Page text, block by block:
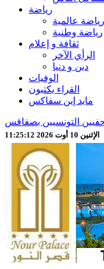
رياضة
رياضة عالمية
رياضة وطنية
ثقافة و إعلام
الرأي الآخر
دين و دنيا
الوفيات
القراء يكتبون
مايد إين سفاكس
التونسيين بصفاقس
الإثنين 10 أوت 2026 11:25:14